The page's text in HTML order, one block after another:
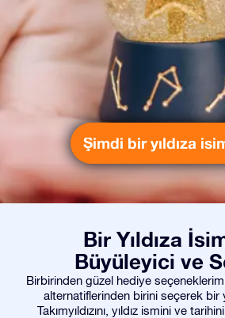
Şimdi bir yıldıza
Bir Yıldıza
Büyüleyici ve
Birbirinden güzel hediye
alternatiflerinden birini seçerek bir
Takımyıldızını, yıldız ismini ve